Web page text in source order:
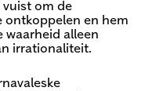
vuist om de
ontkoppelen en hem
waarheid alleen
irrationaliteit.